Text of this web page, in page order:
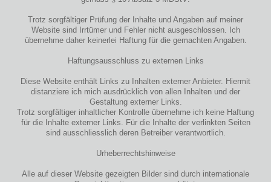
Trotz sorgfältiger Prüfung der Inhalte und Angaben auf meiner
Website sind Irrtümer und Fehler nicht ausgeschlossen. Ich
übernehme daher keinerlei Haftung für die gemachten Angaben.
Haftungsausschluss zu externen Links
Diese Website enthält Links zu Inhalten externer Anbieter. Hiermit
distanziere ich mich ausdrücklich von allen Inhalten und der
Gestaltung externer Links.
Trotz sorgfältiger inhaltlicher Kontrolle übernehme ich keine Haftung
für die Inhalte externer Links. Für die Inhalte der verlinkten Seiten
sind ausschliesslich deren Betreiber verantwortlich.
Urheberrechtshinweise
Alle auf dieser Website gezeigten Bilder sind durch internationale